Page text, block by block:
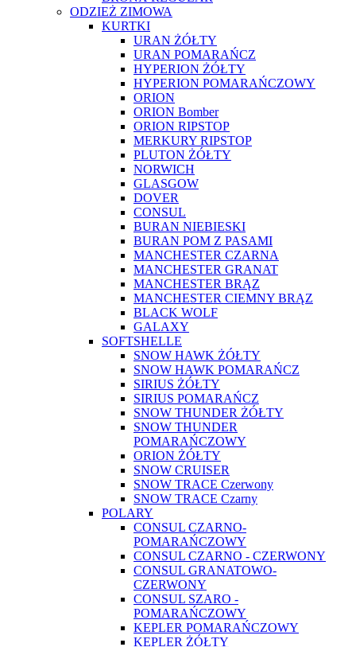
ODZIEŻ ZIMOWA
KURTKI
URAN ŻÓŁTY
URAN POMARAŃCZ
HYPERION ŻÓŁTY
HYPERION POMARAŃCZOWY
ORION
ORION Bomber
ORION RIPSTOP
MERKURY RIPSTOP
PLUTON ŻÓŁTY
NORWICH
GLASGOW
DOVER
CONSUL
BURAN NIEBIESKI
BURAN POM Z PASAMI
MANCHESTER CZARNA
MANCHESTER GRANAT
MANCHESTER BRĄZ
MANCHESTER CIEMNY BRĄZ
BLACK WOLF
GALAXY
SOFTSHELLE
SNOW HAWK ŻÓŁTY
SNOW HAWK POMARAŃCZ
SIRIUS ŻÓŁTY
SIRIUS POMARAŃCZ
SNOW THUNDER ŻÓŁTY
SNOW THUNDER
POMARAŃCZOWY
ORION ŻÓŁTY
SNOW CRUISER
SNOW TRACE Czerwony
SNOW TRACE Czarny
POLARY
CONSUL CZARNO-
POMARAŃCZOWY
CONSUL CZARNO - CZERWONY
CONSUL GRANATOWO-
CZERWONY
CONSUL SZARO -
POMARAŃCZOWY
KEPLER POMARAŃCZOWY
KEPLER ŻÓŁTY